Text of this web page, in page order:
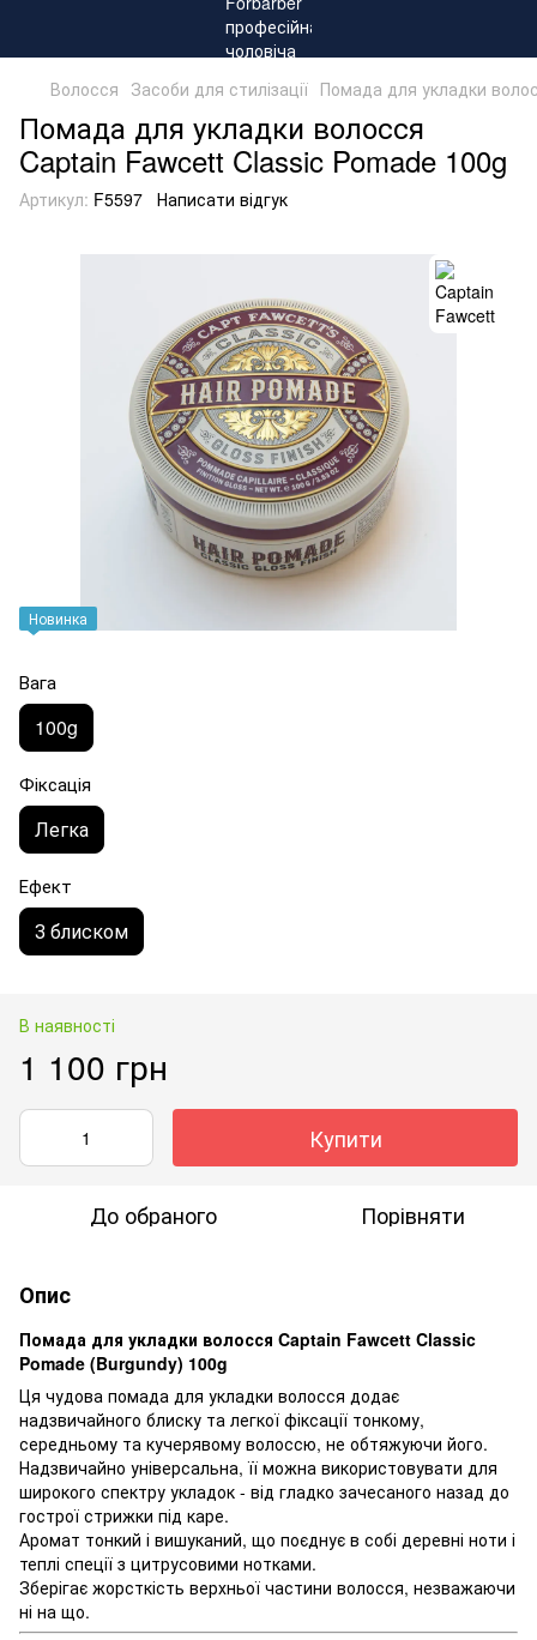
Волосся Засоби для стилізації Помада для укладки
Помада для укладки волосся
Captain Fawcett Classic Pomade 100g
Артикул: F5597 Написати відгук
Новинка
Вага
100g
Фіксація
Легка
Ефект
З блиском
В наявності
1 100 грн
Купити
До обраного Порівняти
Опис
Помада для укладки волосся Captain Fawcett Classic
Pomade (Burgundy) 100g
Ця чудова помада для укладки волосся додає
надзвичайного блиску та легкої фіксації тонкому,
середньому та кучерявому волоссю, не обтяжуючи його.
Надзвичайно універсальна, її можна використовувати для
широкого спектру укладок - від гладко зачесаного назад до
гострої стрижки під каре.
Аромат тонкий і вишуканий, що поєднує в собі деревні ноти і
теплі спеції з цитрусовими нотками.
Зберігає жорсткість верхньої частини волосся, незважаючи
ні на що.